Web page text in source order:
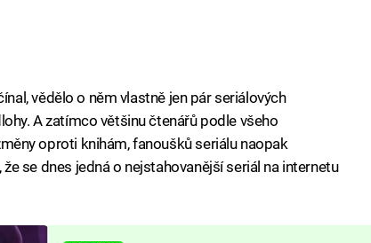
vědělo o něm vlastně jen pár seriálových
A zatímco většinu čtenářů podle všeho
oproti knihám, fanoušků seriálu naopak
se dnes jedná o nejstahovanější seriál na internetu